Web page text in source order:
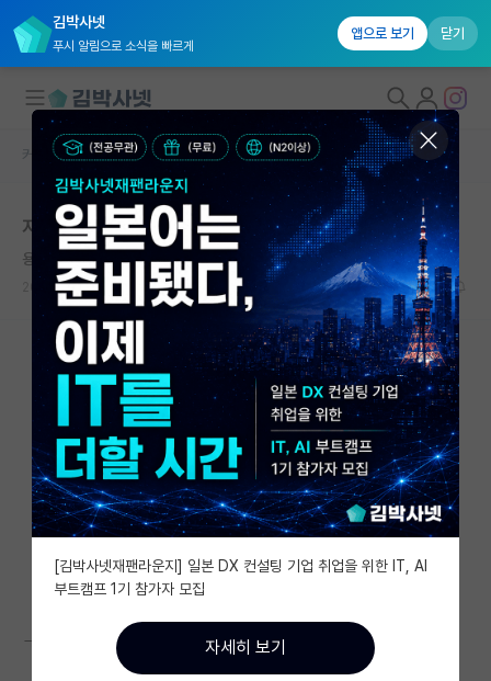
김박사넷
푸시 알림으로 소식을 빠르게
앱으로 보기 닫기
대학원생 모집
국내대학원 정보
연구실&오픈랩
커뮤니티
커뮤니티 홈
전체글보기
베스트 게시판
IF 명예의전당
자유 게시판(아무개랩)
미국 유학 게시판
미국 대학원 합격 후기 게시판
대학원생 모집 게시판
커뮤니티 홈 자유 게시판(아무개랩)
지방국립대랑은 협연하는게 아니다
용감한 데이비드 흄
2026.07.04 13 11331
ㄱㅇㄱㄷ랑 ㅇㅊㄷ랑 하고 있는데 걍 우리가 전부 다한다. 못해먹겠다.
[김박사넷재팬라운지] 일본 DX 컨설팅 기업 취업을 위한 IT, AI
부트캠프 1기 참가자 모집
자세히 보기